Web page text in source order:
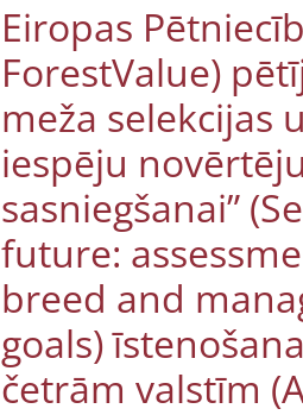
Eiropas
ForestValue)
meža selekcijas
iespēju
sasniegšanai”
future:
breed and
goals)
četrām valstīm